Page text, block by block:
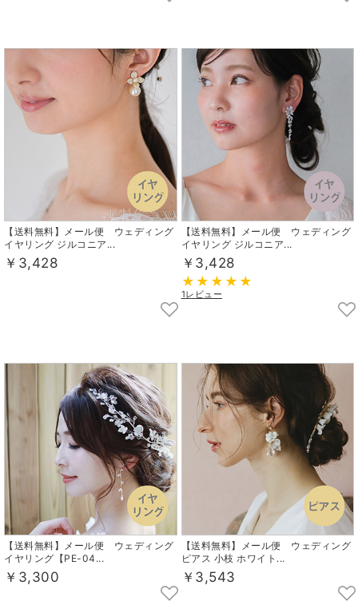
【送料無料】メール便 ウェディング
イヤリング ジルコニア...
￥3,428
【送料無料】メール便 ウェディング
イヤリング ジルコニア...
￥3,428
1レビュー
【送料無料】メール便 ウェディング
イヤリング【PE-04...
￥3,300
【送料無料】メール便 ウェディング
ピアス 小枝 ホワイト...
￥3,543